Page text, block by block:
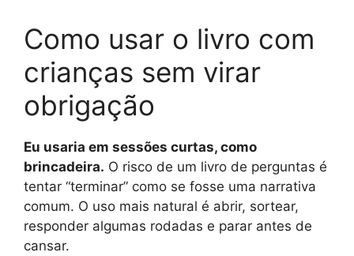
Como usar o livro com
crianças sem virar
obrigação
Eu usaria em sessões curtas, como
brincadeira. O risco de um livro de perguntas é
tentar “terminar” como se fosse uma narrativa
comum. O uso mais natural é abrir, sortear,
responder algumas rodadas e parar antes de
cansar.